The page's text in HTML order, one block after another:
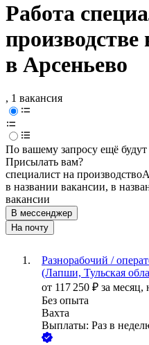
Работа
в Арсеньево
, 1 вакансия
По вашему запросу ещё
Присылать вам?
специалист на производство
в названии вакансии, в
вакансии
В мессенджер
На почту
Разнорабочий /
(Лапши, Тульская
от 117 250 ₽ за месяц,
Без опыта
Вахта
Выплаты: Раз в